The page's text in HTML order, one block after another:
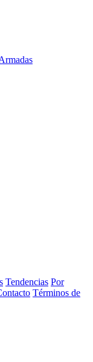
Tendencias Por
Términos de